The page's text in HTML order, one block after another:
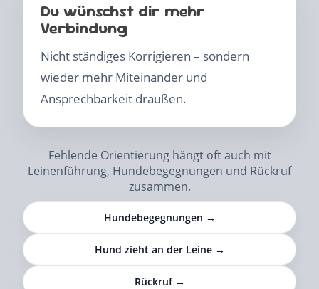
Du wünschst dir mehr
Verbindung
Nicht ständiges Korrigieren – sondern
wieder mehr Miteinander und
Ansprechbarkeit draußen.
Fehlende Orientierung hängt oft auch mit
Leinenführung, Hundebegegnungen und Rückruf
zusammen.
Hundebegegnungen →
Hund zieht an der Leine →
Rückruf →